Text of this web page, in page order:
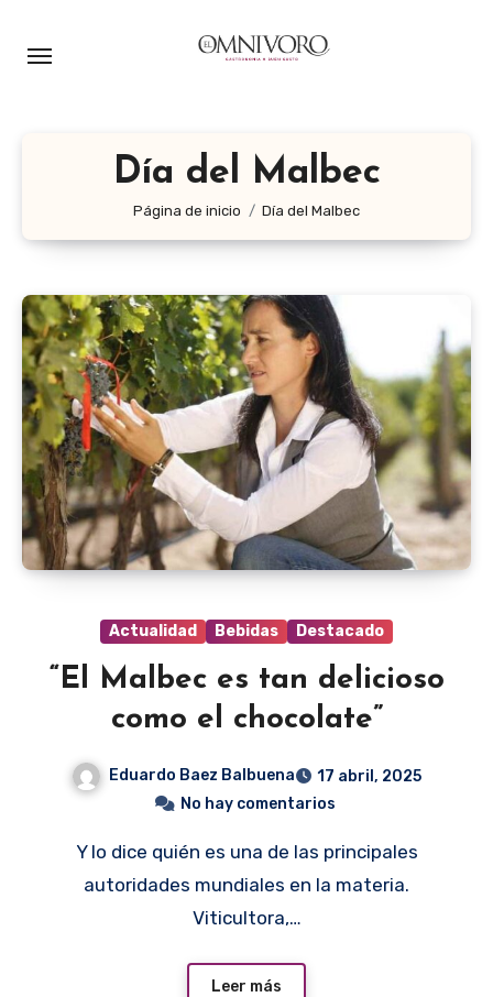
Día del Malbec
Página de inicio Día del Malbec
Actualidad Bebidas Destacado
“El Malbec es tan delicioso
como el chocolate”
Eduardo Baez Balbuena
17 abril, 2025
No hay comentarios
Y lo dice quién es una de las principales
autoridades mundiales en la materia.
Viticultora,…
Leer más